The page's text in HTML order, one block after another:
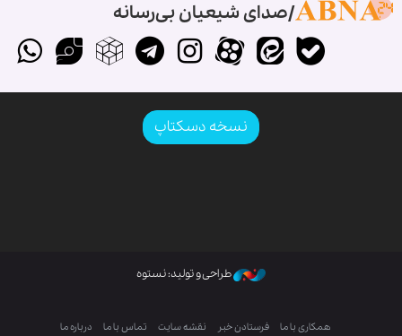
صدای شیعیان بی‌رسانه
نسخه دسکتاپ
طراحی و تولید: نستوه
همکاری با ما فرستادن خبر نقشه سایت تماس با ما درباره ما